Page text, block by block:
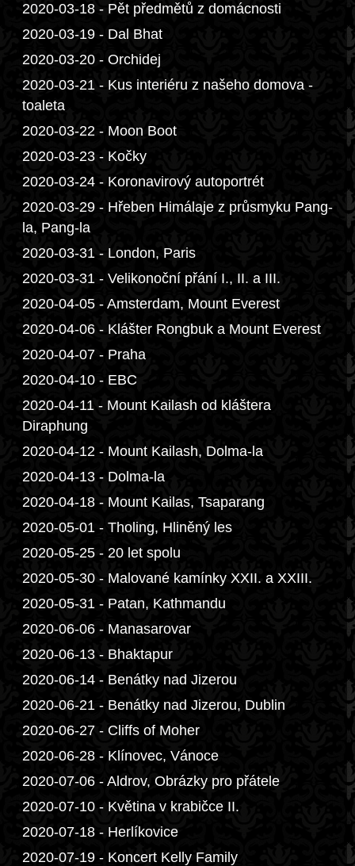
2020-03-18 - Pět předmětů z domácnosti
2020-03-19 - Dal Bhat
2020-03-20 - Orchidej
2020-03-21 - Kus interiéru z našeho domova -
toaleta
2020-03-22 - Moon Boot
2020-03-23 - Kočky
2020-03-24 - Koronavirový autoportrét
2020-03-29 - Hřeben Himálaje z průsmyku Pang-
la, Pang-la
2020-03-31 - London, Paris
2020-03-31 - Velikonoční přání I., II. a III.
2020-04-05 - Amsterdam, Mount Everest
2020-04-06 - Klášter Rongbuk a Mount Everest
2020-04-07 - Praha
2020-04-10 - EBC
2020-04-11 - Mount Kailash od kláštera
Diraphung
2020-04-12 - Mount Kailash, Dolma-la
2020-04-13 - Dolma-la
2020-04-18 - Mount Kailas, Tsaparang
2020-05-01 - Tholing, Hliněný les
2020-05-25 - 20 let spolu
2020-05-30 - Malované kamínky XXII. a XXIII.
2020-05-31 - Patan, Kathmandu
2020-06-06 - Manasarovar
2020-06-13 - Bhaktapur
2020-06-14 - Benátky nad Jizerou
2020-06-21 - Benátky nad Jizerou, Dublin
2020-06-27 - Cliffs of Moher
2020-06-28 - Klínovec, Vánoce
2020-07-06 - Aldrov, Obrázky pro přátele
2020-07-10 - Květina v krabičce II.
2020-07-18 - Herlíkovice
2020-07-19 - Koncert Kelly Family